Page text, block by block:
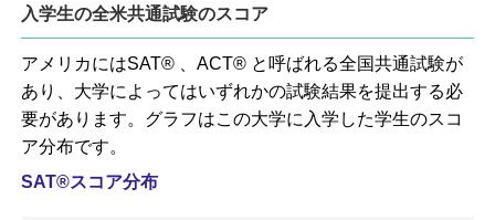
入学生の全米共通試験のスコア
アメリカにはSAT® 、ACT® と呼ばれる全国共通試験が
あり、大学によってはいずれかの試験結果を提出する必
要があります。グラフはこの大学に入学した学生のスコ
ア分布です。
SAT®スコア分布